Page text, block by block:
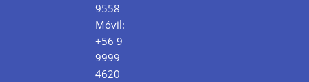
9558
Móvil:
+56 9
9999
4620